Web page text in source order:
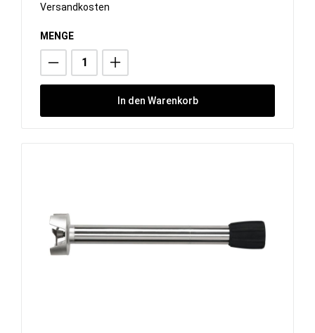
Versandkosten
MENGE
In den Warenkorb